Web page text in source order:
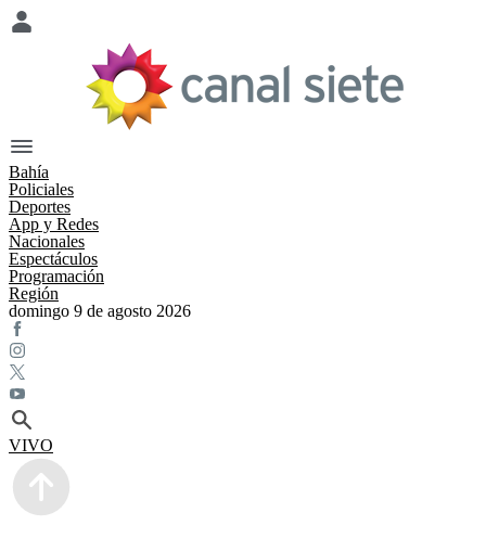
Bahía
Policiales
Deportes
App y Redes
Nacionales
Espectáculos
Programación
Región
domingo 9 de agosto 2026
VIVO